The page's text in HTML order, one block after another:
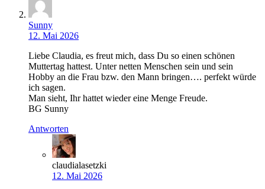
Sunny
12. Mai 2026
Liebe Claudia, es freut mich, dass Du so einen schönen
Muttertag hattest. Unter netten Menschen sein und sein
Hobby an die Frau bzw. den Mann bringen…. perfekt würde
ich sagen.
Man sieht, Ihr hattet wieder eine Menge Freude.
BG Sunny
Antworten
claudialasetzki
12. Mai 2026